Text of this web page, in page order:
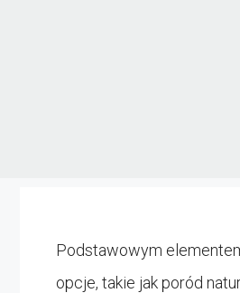
Podstawowym
opcje, takie jak poród